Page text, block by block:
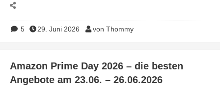
5 29. Juni 2026 von Thommy
Amazon Prime Day 2026 – die besten
Angebote am 23.06. – 26.06.2026